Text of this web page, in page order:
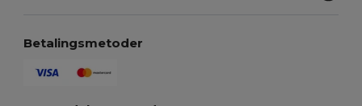
Betalingsmetoder